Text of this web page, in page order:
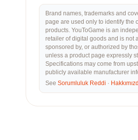
Brand names, trademarks and
page are used only to identify the
products. YouToGame is an
retailer of digital goods and is not
sponsored by, or authorized by
unless a product page expressly
Specifications may come from
publicly available manufacturer
See Sorumluluk Reddi ·